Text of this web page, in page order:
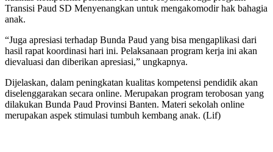
Transisi Paud SD Menyenangkan untuk mengakomodir hak bahagia
anak.
“Juga apresiasi terhadap Bunda Paud yang bisa mengaplikasi dari
hasil rapat koordinasi hari ini. Pelaksanaan program kerja ini akan
dievaluasi dan diberikan apresiasi,” ungkapnya.
Dijelaskan, dalam peningkatan kualitas kompetensi pendidik akan
diselenggarakan secara online. Merupakan program terobosan yang
dilakukan Bunda Paud Provinsi Banten. Materi sekolah online
merupakan aspek stimulasi tumbuh kembang anak. (Lif)